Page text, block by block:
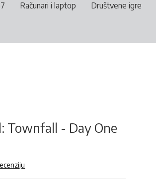
Računari i laptop Društvene igre
Townfall - Day One